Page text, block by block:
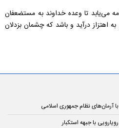
می‌یابد تا وعده خداوند به مستضعفان
اهتزاز درآید و باشد که چشمان بزدلان
آرمان‌های نظام جمهوری اسلامی
با جبهه استکبار